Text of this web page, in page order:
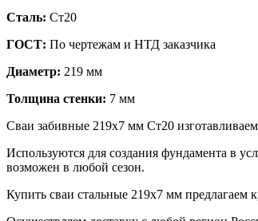
Сталь: Ст20
ГОСТ: По чертежам и НТД заказчика
Диаметр: 219 мм
Толщина стенки: 7 мм
Сваи забивные 219х7 мм Ст20
Используются для создания фундамента в
возможен в любой сезон.
Купить сваи стальные 219х7 мм